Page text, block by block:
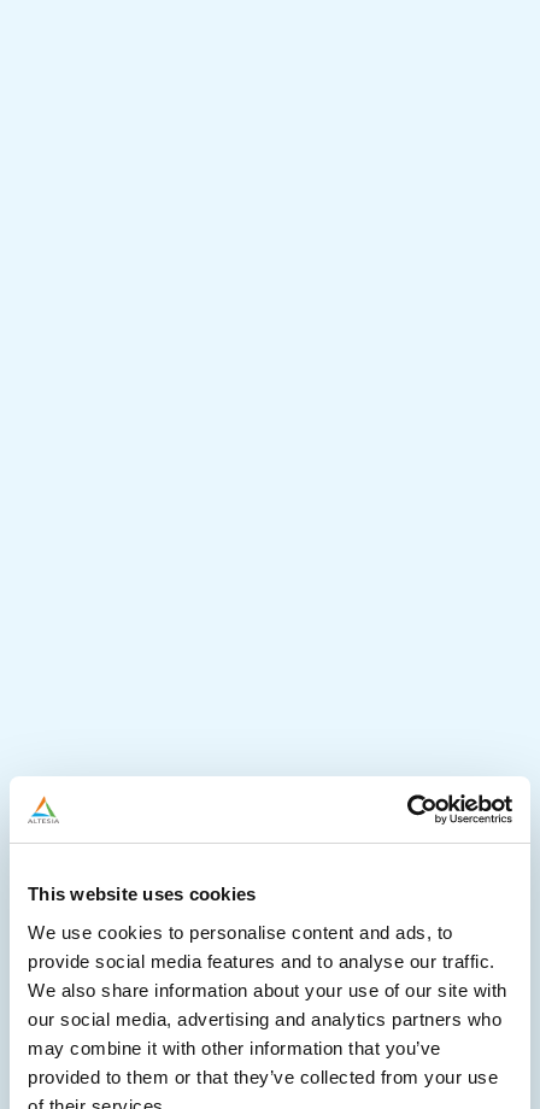
This website uses cookies
We use cookies to personalise content and ads, to
provide social media features and to analyse our traffic.
We also share information about your use of our site with
our social media, advertising and analytics partners who
may combine it with other information that you’ve
provided to them or that they’ve collected from your use